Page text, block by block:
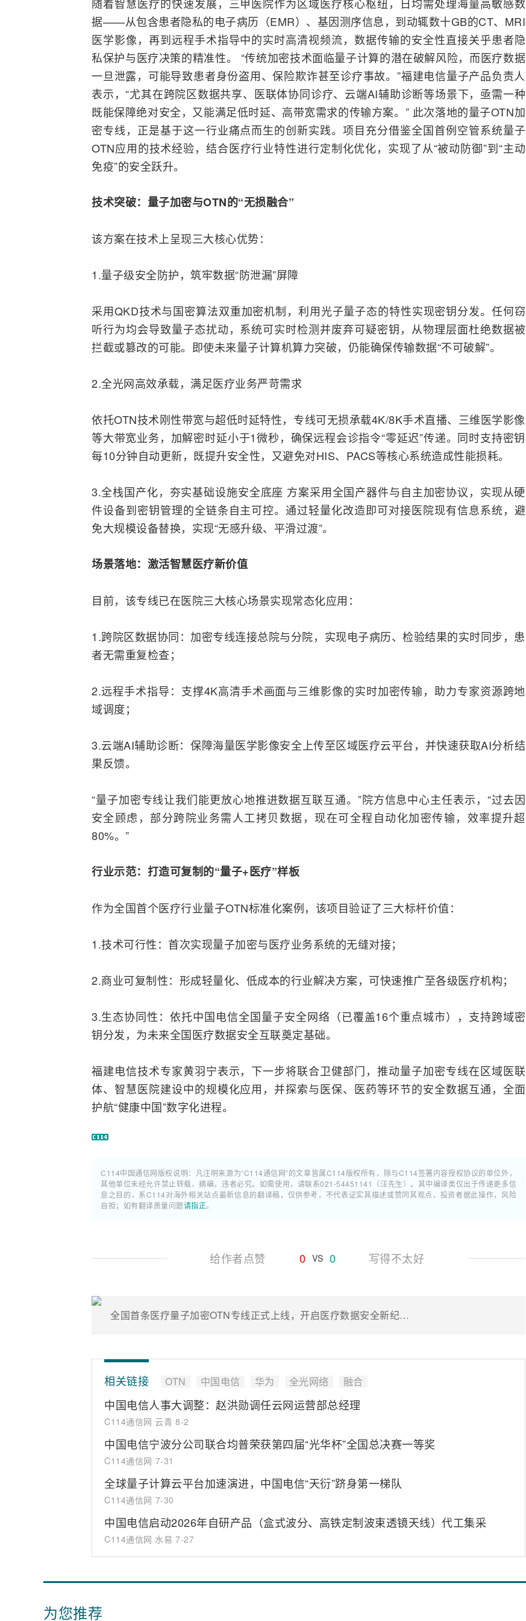
随着智慧医疗的快速发展，三甲医院作为区域医疗核心枢纽，日均需处理海量高敏感数
据——从包含患者隐私的电子病历（EMR）、基因测序信息，到动辄数十GB的CT、MRI
医学影像，再到远程手术指导中的实时高清视频流，数据传输的安全性直接关乎患者隐
私保护与医疗决策的精准性。 “传统加密技术面临量子计算的潜在破解风险，而医疗数据
一旦泄露，可能导致患者身份盗用、保险欺诈甚至诊疗事故。”福建电信量子产品负责人
表示，“尤其在跨院区数据共享、医联体协同诊疗、云端AI辅助诊断等场景下，亟需一种
既能保障绝对安全，又能满足低时延、高带宽需求的传输方案。” 此次落地的量子OTN加
密专线，正是基于这一行业痛点而生的创新实践。项目充分借鉴全国首例空管系统量子
OTN应用的技术经验，结合医疗行业特性进行定制化优化，实现了从“被动防御”到“主动
免疫”的安全跃升。
技术突破：量子加密与OTN的“无损融合”
该方案在技术上呈现三大核心优势：
1.量子级安全防护，筑牢数据“防泄漏”屏障
采用QKD技术与国密算法双重加密机制，利用光子量子态的特性实现密钥分发。任何窃
听行为均会导致量子态扰动，系统可实时检测并废弃可疑密钥，从物理层面杜绝数据被
拦截或篡改的可能。即使未来量子计算机算力突破，仍能确保传输数据“不可破解”。
2.全光网高效承载，满足医疗业务严苛需求
依托OTN技术刚性带宽与超低时延特性，专线可无损承载4K/8K手术直播、三维医学影像
等大带宽业务，加解密时延小于1微秒，确保远程会诊指令“零延迟”传递。同时支持密钥
每10分钟自动更新，既提升安全性，又避免对HIS、PACS等核心系统造成性能损耗。
3.全栈国产化，夯实基础设施安全底座 方案采用全国产器件与自主加密协议，实现从硬
件设备到密钥管理的全链条自主可控。通过轻量化改造即可对接医院现有信息系统，避
免大规模设备替换，实现“无感升级、平滑过渡”。
场景落地：激活智慧医疗新价值
目前，该专线已在医院三大核心场景实现常态化应用：
1.跨院区数据协同：加密专线连接总院与分院，实现电子病历、检验结果的实时同步，患
者无需重复检查；
2.远程手术指导：支撑4K高清手术画面与三维影像的实时加密传输，助力专家资源跨地
域调度；
3.云端AI辅助诊断：保障海量医学影像安全上传至区域医疗云平台，并快速获取AI分析结
果反馈。
“量子加密专线让我们能更放心地推进数据互联互通。”院方信息中心主任表示，“过去因
安全顾虑，部分跨院业务需人工拷贝数据，现在可全程自动化加密传输，效率提升超
80%。”
行业示范：打造可复制的“量子+医疗”样板
作为全国首个医疗行业量子OTN标准化案例，该项目验证了三大标杆价值：
1.技术可行性：首次实现量子加密与医疗业务系统的无缝对接；
2.商业可复制性：形成轻量化、低成本的行业解决方案，可快速推广至各级医疗机构；
3.生态协同性：依托中国电信全国量子安全网络 （已覆盖16个重点城市），支持跨域密
钥分发，为未来全国医疗数据安全互联奠定基础。
福建电信技术专家黄羽宁表示，下一步将联合卫健部门，推动量子加密专线在区域医联
体、智慧医院建设中的规模化应用，并探索与医保、医药等环节的安全数据互通，全面
护航“健康中国”数字化进程。
C114中国通信网版权说明：凡注明来源为“C114通信网”的文章皆属C114版权所有，除与C114签署内容授权协议的单位外，
其他单位未经允许禁止转载、摘编，违者必究。如需使用，请联系021-54451141（汪先生）。其中编译类仅出于传递更多信
息之目的，系C114对海外相关站点最新信息的翻译稿，仅供参考，不代表证实其描述或赞同其观点，投资者据此操作，风险
自担；如有翻译质量问题请指正。
给作者点赞 0 VS 0 写得不太好
全国首条医疗量子加密OTN专线正式上线，开启医疗数据安全新纪元！
相关链接 OTN 中国电信 华为 全光网络 融合
中国电信人事大调整：赵洪勋调任云网运营部总经理
C114通信网 云青 8-2
中国电信宁波分公司联合均普荣获第四届“光华杯”全国总决赛一等奖
C114通信网 7-31
全球量子计算云平台加速演进，中国电信“天衍”跻身第一梯队
C114通信网 7-30
中国电信启动2026年自研产品（盒式波分、高铁定制波束透镜天线）代工集采
C114通信网 水易 7-27
为您推荐